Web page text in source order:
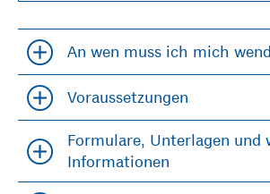
Accordion öfffnen und schließen
An wen muss ich mich
Accordion öfffnen und schließen
Voraussetzungen
Accordion öfffnen und schließen
Formulare, Unterlagen und
Informationen